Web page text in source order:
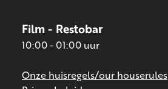
Film - Restobar
10:00 - 01:00 uur
Onze huisregels/our houserules